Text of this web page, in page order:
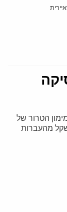
הטרור של
מהעברות